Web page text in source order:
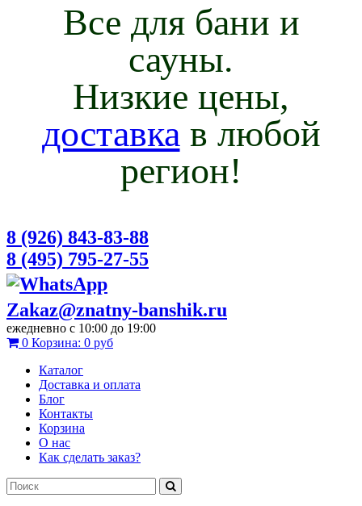
Все для бани и
сауны.
Низкие цены,
доставка в любой
регион!
8 (926) 843-83-88
8 (495) 795-27-55
Zakaz@znatny-banshik.ru
ежедневно с 10:00 до 19:00
0 Корзина: 0 руб
Каталог
Доставка и оплата
Блог
Контакты
Корзина
О нас
Как сделать заказ?